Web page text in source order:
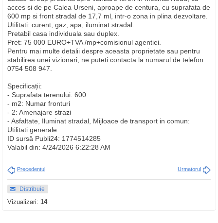
acces si de pe Calea Urseni, aproape de centura, cu suprafata de
600 mp si front stradal de 17,7 ml, intr-o zona in plina dezvoltare.
Utilitati: curent, gaz, apa, iluminat stradal.
Pretabil casa individuala sau duplex.
Pret: 75 000 EURO+TVA /mp+comisionul agentiei.
Pentru mai multe detalii despre aceasta proprietate sau pentru
stabilirea unei vizionari, ne puteti contacta la numarul de telefon
0754 508 947.
Specificații:
- Suprafata terenului: 600
- m2: Numar fronturi
- 2: Amenajare strazi
- Asfaltate, Iluminat stradal, Mijloace de transport in comun:
Utilitati generale
ID sursă Publi24: 1774514285
Valabil din: 4/24/2026 6:22:28 AM
Precedentul Urmatorul
Distribuie
Vizualizari: 14